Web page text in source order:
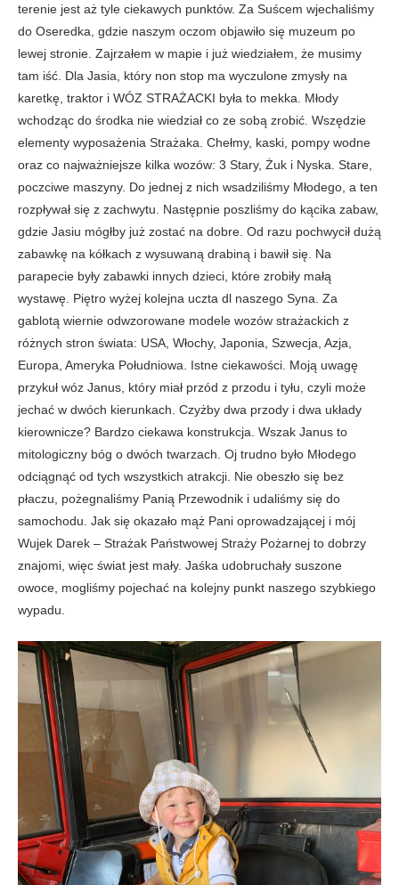
terenie jest aż tyle ciekawych punktów. Za Suścem wjechaliśmy
do Oseredka, gdzie naszym oczom objawiło się muzeum po
lewej stronie. Zajrzałem w mapie i już wiedziałem, że musimy
tam iść. Dla Jasia, który non stop ma wyczulone zmysły na
karetkę, traktor i WÓZ STRAŻACKI była to mekka. Młody
wchodząc do środka nie wiedział co ze sobą zrobić. Wszędzie
elementy wyposażenia Strażaka. Chełmy, kaski, pompy wodne
oraz co najważniejsze kilka wozów: 3 Stary, Żuk i Nyska. Stare,
poczciwe maszyny. Do jednej z nich wsadziliśmy Młodego, a ten
rozpływał się z zachwytu. Następnie poszliśmy do kącika zabaw,
gdzie Jasiu mógłby już zostać na dobre. Od razu pochwycił dużą
zabawkę na kółkach z wysuwaną drabiną i bawił się. Na
parapecie były zabawki innych dzieci, które zrobiły małą
wystawę. Piętro wyżej kolejna uczta dl naszego Syna. Za
gablotą wiernie odwzorowane modele wozów strażackich z
różnych stron świata: USA, Włochy, Japonia, Szwecja, Azja,
Europa, Ameryka Południowa. Istne ciekawości. Moją uwagę
przykuł wóz Janus, który miał przód z przodu i tyłu, czyli może
jechać w dwóch kierunkach. Czyżby dwa przody i dwa układy
kierownicze? Bardzo ciekawa konstrukcja. Wszak Janus to
mitologiczny bóg o dwóch twarzach. Oj trudno było Młodego
odciągnąć od tych wszystkich atrakcji. Nie obeszło się bez
płaczu, pożegnaliśmy Panią Przewodnik i udaliśmy się do
samochodu. Jak się okazało mąż Pani oprowadzającej i mój
Wujek Darek – Strażak Państwowej Straży Pożarnej to dobrzy
znajomi, więc świat jest mały. Jaśka udobruchały suszone
owoce, mogliśmy pojechać na kolejny punkt naszego szybkiego
wypadu.